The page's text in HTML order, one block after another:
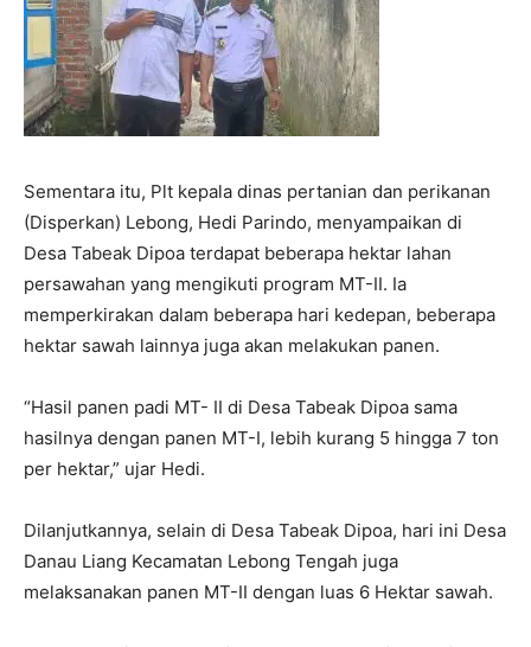
Sementara itu, Plt kepala dinas pertanian dan perikanan
(Disperkan) Lebong, Hedi Parindo, menyampaikan di
Desa Tabeak Dipoa terdapat beberapa hektar lahan
persawahan yang mengikuti program MT-II. Ia
memperkirakan dalam beberapa hari kedepan, beberapa
hektar sawah lainnya juga akan melakukan panen.
“Hasil panen padi MT- II di Desa Tabeak Dipoa sama
hasilnya dengan panen MT-I, lebih kurang 5 hingga 7 ton
per hektar,” ujar Hedi.
Dilanjutkannya, selain di Desa Tabeak Dipoa, hari ini Desa
Danau Liang Kecamatan Lebong Tengah juga
melaksanakan panen MT-II dengan luas 6 Hektar sawah.